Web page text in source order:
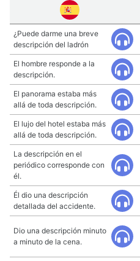
¿Puede darme una breve
descripción del ladrón
El hombre responde a la
descripción.
El panorama estaba más
allá de toda descripción.
El lujo del hotel estaba más
allá de toda descripción.
La descripción en el
periódico corresponde con
él.
Él dio una descripción
detallada del accidente.
Dio una descripción minuto
a minuto de la cena.